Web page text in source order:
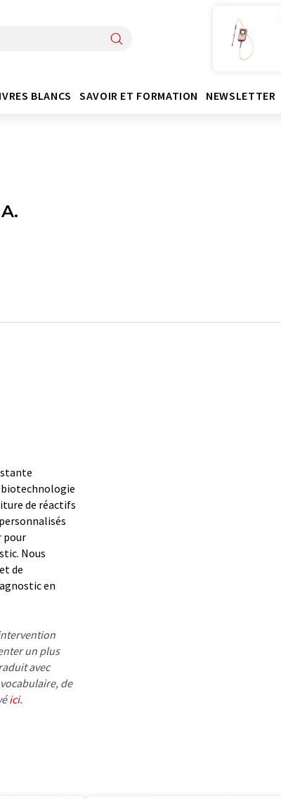
BLANCS SAVOIR ET FORMATION NEWSLETTER
biotechnologie
de réactifs
pour
Nous
de
en
un plus
avec
de
ici.